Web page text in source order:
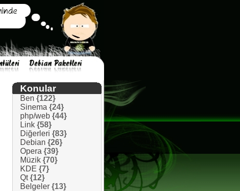
Konular
Ben {122}
Sinema {24}
php/web {44}
Link {58}
Diğerleri {83}
Debian {26}
Opera {39}
Müzik {70}
KDE {7}
Qt {12}
Belgeler {13}